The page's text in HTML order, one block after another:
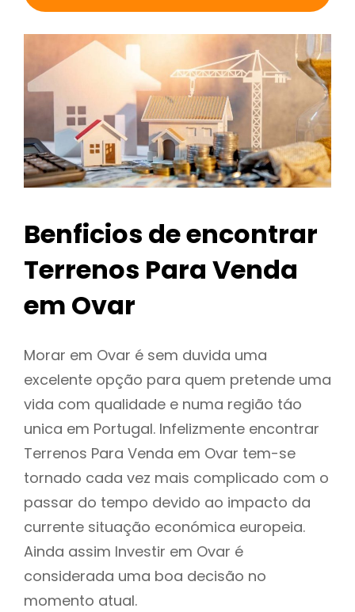
Benficios de encontrar
Terrenos Para Venda
em Ovar
Morar em Ovar é sem duvida uma
excelente opção para quem pretende uma
vida com qualidade e numa região táo
unica em Portugal. Infelizmente encontrar
Terrenos Para Venda em Ovar tem-se
tornado cada vez mais complicado com o
passar do tempo devido ao impacto da
currente situação económica europeia.
Ainda assim Investir em Ovar é
considerada uma boa decisão no
momento atual.